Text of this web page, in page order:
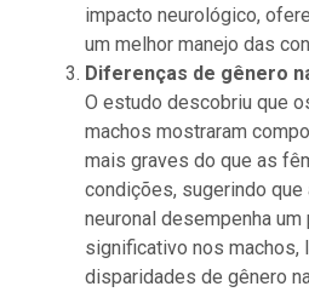
impacto neurológico,
um melhor manejo das
Diferenças de gênero
O estudo descobriu que
machos mostraram
mais graves do que as
condições, sugerindo que
neuronal desempenha um
significativo nos machos,
disparidades de gênero